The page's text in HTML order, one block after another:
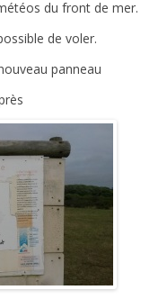
du front de mer.
de voler.
panneau